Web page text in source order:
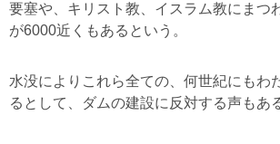
要塞や、キリスト教、イスラム教にまつ
が6000近くもあるという。
水没によりこれら全ての、何世紀にもわ
るとして、ダムの建設に反対する声もあ